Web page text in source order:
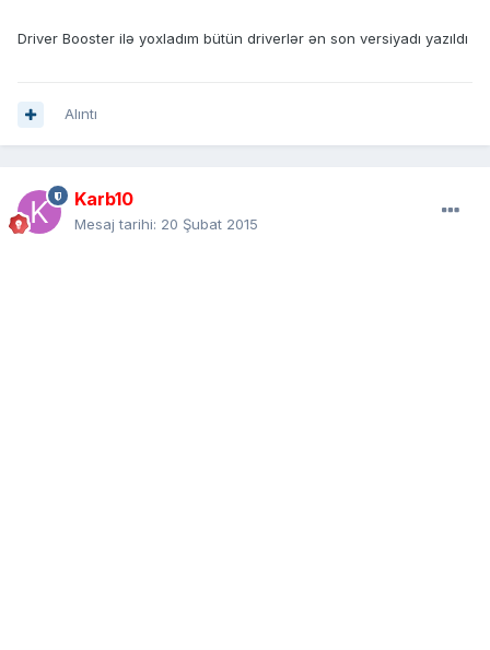
Driver Booster ilə yoxladım bütün driverlər ən son versiyadı yazıldı
Alıntı
Karb10
Mesaj tarihi: 20 Şubat 2015